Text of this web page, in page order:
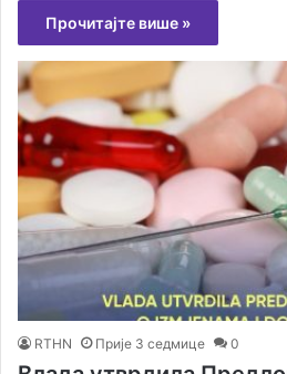
Прочитајте више »
RTHN Прије 3 седмице 0